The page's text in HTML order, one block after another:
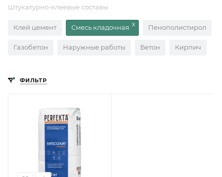
Штукатурно-клеевые составы
Клей цемент Смесь кладочная Пенополистирол
Газобетон Наружные работы Бетон Кирпич
ФИЛЬТР